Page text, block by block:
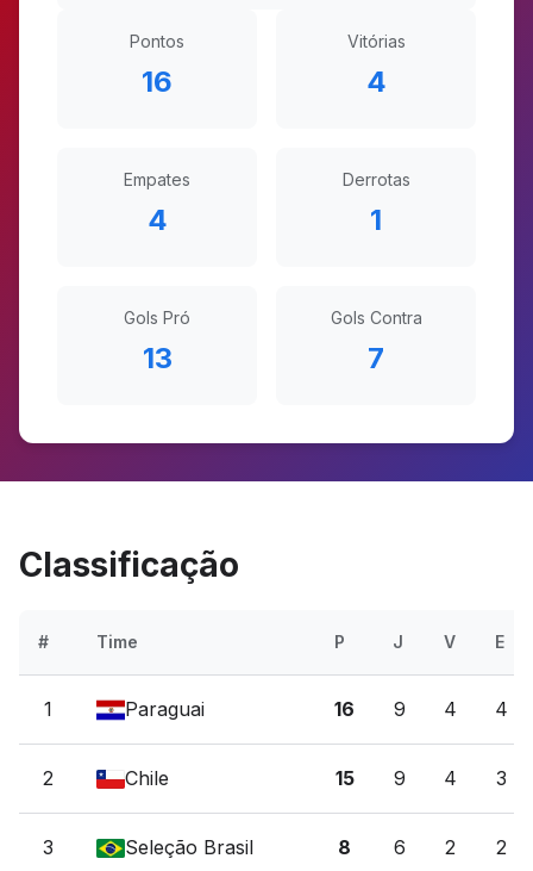
Pontos
16
Vitórias
4
Empates
4
Derrotas
1
Gols Pró
13
Gols Contra
7
Classificação
# Time P J V E
1 Paraguai 16 9 4 4
2 Chile 15 9 4 3
3 Seleção Brasil 8 6 2 2